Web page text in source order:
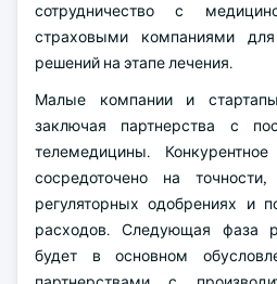
сотрудничество с
страховыми компаниями
решений на этапе лечения.
Малые компании и
заключая партнерства с
телемедицины.
сосредоточено на точности,
регуляторных одобрениях и
расходов. Следующая фаза
будет в основном